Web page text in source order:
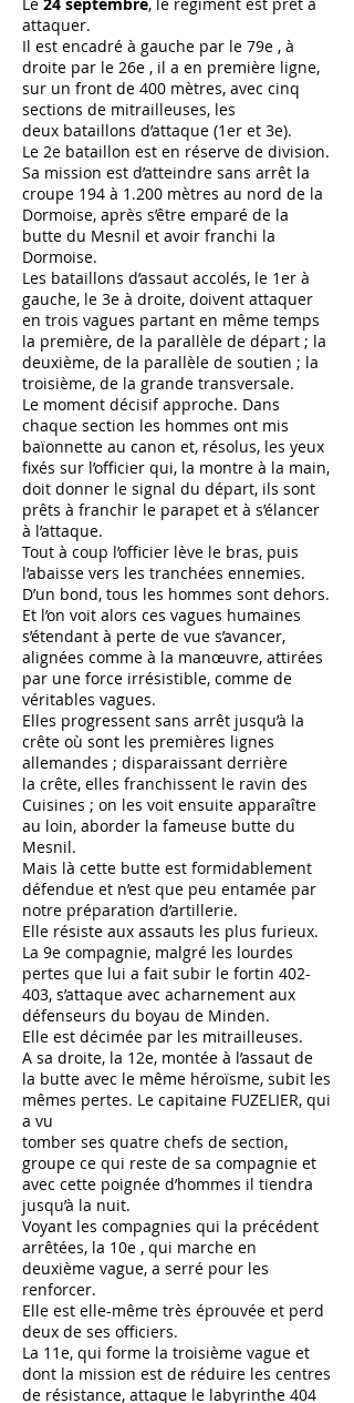
attaquer.
Il est encadré à gauche par le 79e , à
droite par le 26e , il a en première ligne,
sur un front de 400 mètres, avec cinq
sections de mitrailleuses, les
deux bataillons d’attaque (1er et 3e).
Le 2e bataillon est en réserve de division.
Sa mission est d’atteindre sans arrêt la
croupe 194 à 1.200 mètres au nord de la
Dormoise, après s’être emparé de la
butte du Mesnil et avoir franchi la
Dormoise.
Les bataillons d’assaut accolés, le 1er à
gauche, le 3e à droite, doivent attaquer
en trois vagues partant en même temps
la première, de la parallèle de départ ; la
deuxième, de la parallèle de soutien ; la
troisième, de la grande transversale.
Le moment décisif approche. Dans
chaque section les hommes ont mis
baïonnette au canon et, résolus, les yeux
fixés sur l’officier qui, la montre à la main,
doit donner le signal du départ, ils sont
prêts à franchir le parapet et à s’élancer
à l’attaque.
Tout à coup l’officier lève le bras, puis
l’abaisse vers les tranchées ennemies.
D’un bond, tous les hommes sont dehors.
Et l’on voit alors ces vagues humaines
s’étendant à perte de vue s’avancer,
alignées comme à la manœuvre, attirées
par une force irrésistible, comme de
véritables vagues.
Elles progressent sans arrêt jusqu’à la
crête où sont les premières lignes
allemandes ; disparaissant derrière
la crête, elles franchissent le ravin des
Cuisines ; on les voit ensuite apparaître
au loin, aborder la fameuse butte du
Mesnil.
Mais là cette butte est formidablement
défendue et n’est que peu entamée par
notre préparation d’artillerie.
Elle résiste aux assauts les plus furieux.
La 9e compagnie, malgré les lourdes
pertes que lui a fait subir le fortin 402-
403, s’attaque avec acharnement aux
défenseurs du boyau de Minden.
Elle est décimée par les mitrailleuses.
A sa droite, la 12e, montée à l’assaut de
la butte avec le même héroïsme, subit les
mêmes pertes. Le capitaine FUZELIER, qui
a vu
tomber ses quatre chefs de section,
groupe ce qui reste de sa compagnie et
avec cette poignée d’hommes il tiendra
jusqu’à la nuit.
Voyant les compagnies qui la précédent
arrêtées, la 10e , qui marche en
deuxième vague, a serré pour les
renforcer.
Elle est elle-même très éprouvée et perd
deux de ses officiers.
La 11e, qui forme la troisième vague et
dont la mission est de réduire les centres
de résistance, attaque le labyrinthe 404